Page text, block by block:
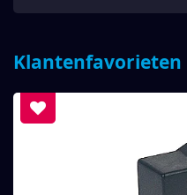
Klantenfavorieten